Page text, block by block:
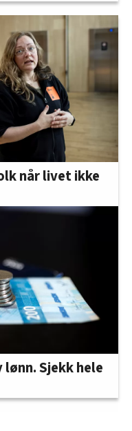
når livet ikke
lønn. Sjekk hele